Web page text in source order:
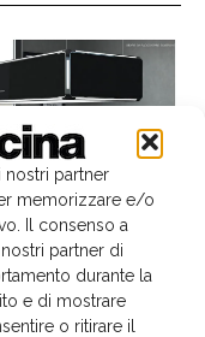
nostri partner
memorizzare e/o
Il consenso a
partner di
durante la
e di mostrare
o ritirare il